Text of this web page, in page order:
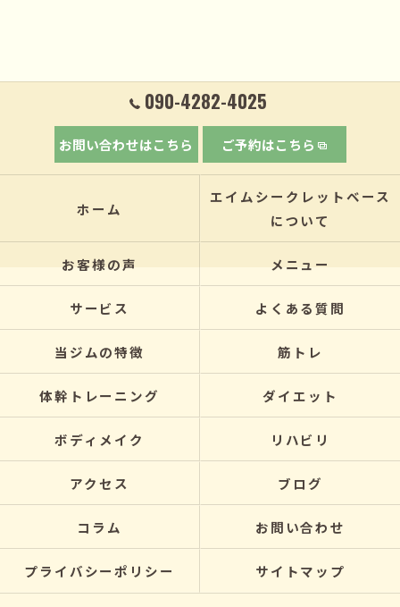
090-4282-4025
お問い合わせはこちら ご予約はこちら
ホーム
エイムシークレットベース
について
お客様の声 メニュー
サービス よくある質問
当ジムの特徴 筋トレ
体幹トレーニング ダイエット
ボディメイク リハビリ
アクセス ブログ
コラム お問い合わせ
プライバシーポリシー サイトマップ